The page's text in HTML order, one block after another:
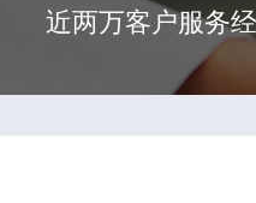
近两万客户服务